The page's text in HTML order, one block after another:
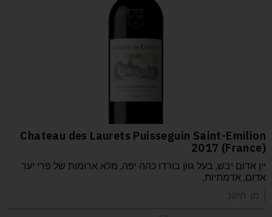
Chateau des Laurets Puisseguin Saint-Emilion
2017 (France)
יין אדום יבש, בעל גוון בורדו כהה יפה, מלא ארומות של פרי יער
אדום, אדמתיות,
| מן היקב